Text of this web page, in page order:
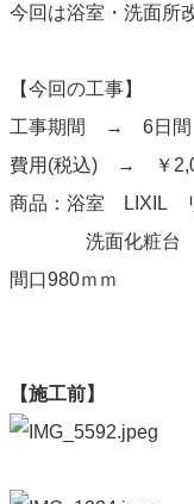
今回は浴室・洗面所
【今回の工事】
工事期間 → 6日間
費用(税込) → ￥
商品：浴室 LIXIL
洗面化粧台
間口980ｍｍ
【施工前】